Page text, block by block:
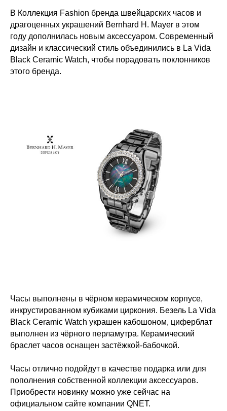
В Коллекция Fashion бренда швейцарских часов и
драгоценных украшений Bernhard H. Mayer в этом
году дополнилась новым аксессуаром. Современный
дизайн и классический стиль объединились в La Vida
Black Ceramic Watch, чтобы порадовать поклонников
этого бренда.
Часы выполнены в чёрном керамическом корпусе,
инкрустированном кубиками циркония. Безель La Vida
Black Ceramic Watch украшен кабошоном, циферблат
выполнен из чёрного перламутра. Керамический
браслет часов оснащен застёжкой-бабочкой.
Часы отлично подойдут в качестве подарка или для
пополнения собственной коллекции аксессуаров.
Приобрести новинку можно уже сейчас на
официальном сайте компании QNET.